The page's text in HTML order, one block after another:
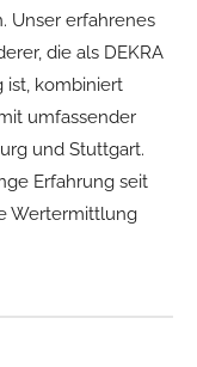
Unser erfahrenes
die als DEKRA
ist, kombiniert
umfassender
und Stuttgart.
Erfahrung seit
Wertermittlung